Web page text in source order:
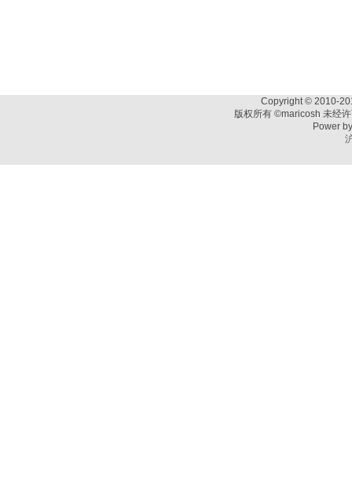
Copyright © 2010-
版权所有 ©maricosh 未经
Power